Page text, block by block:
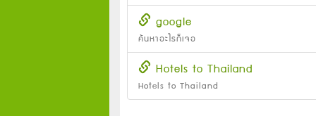
google
ค้นหาอะไรก็เจอ
Hotels to Thailand
Hotels to Thailand